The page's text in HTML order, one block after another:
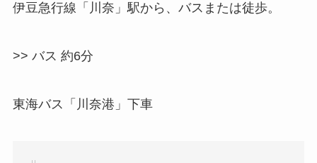
伊豆急行線「川奈」駅から、バスまたは徒歩。
>> バス 約6分
東海バス「川奈港」下車